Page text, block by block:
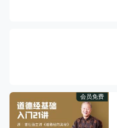
会员免费